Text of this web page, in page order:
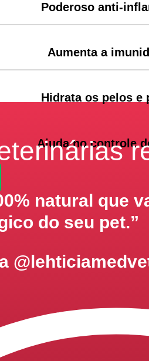
Poderoso anti-
Aumenta a
Hidrata os pelos
Ajuda no controle
natural que
do seu pet.”